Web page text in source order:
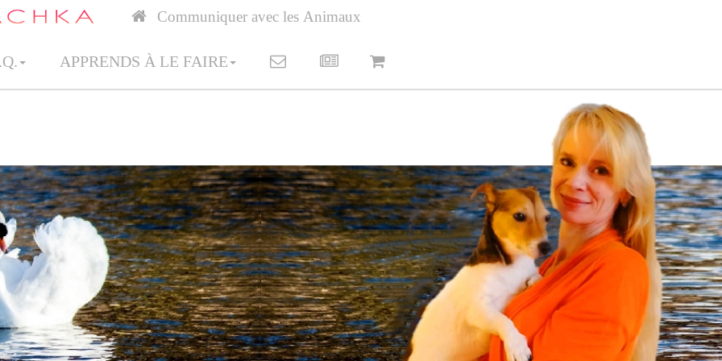
Communiquer avec les Animaux
APPRENDS À LE FAIRE